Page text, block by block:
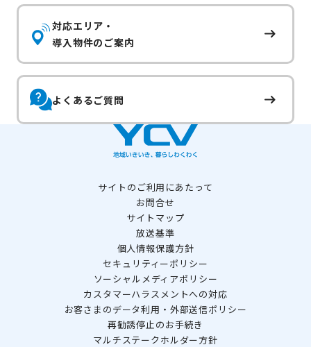
対応エリア・
導入物件のご案内
よくあるご質問
サイトのご利用にあたって
お問合せ
サイトマップ
放送基準
個人情報保護方針
セキュリティーポリシー
ソーシャルメディアポリシー
カスタマーハラスメントへの対応
お客さまのデータ利用・外部送信ポリシー
再勧誘停止のお手続き
マルチステークホルダー方針